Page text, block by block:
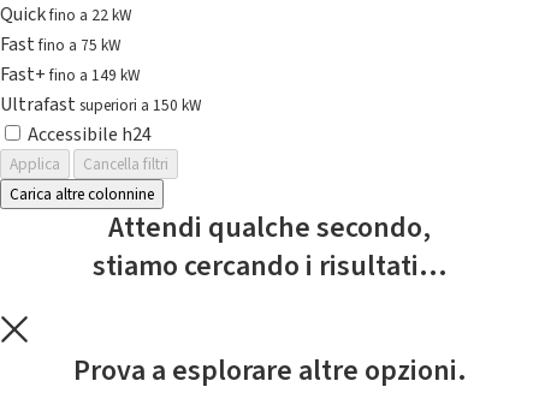
Quickfino a 22 kW
Fastfino a 75 kW
Fast+fino a 149 kW
Ultrafast superiori a 150 kW
Accessibile h24
Applica
Cancella filtri
Carica altre colonnine
Attendi qualche secondo,
stiamo cercando i risultati...
Prova a esplorare altre opzioni.